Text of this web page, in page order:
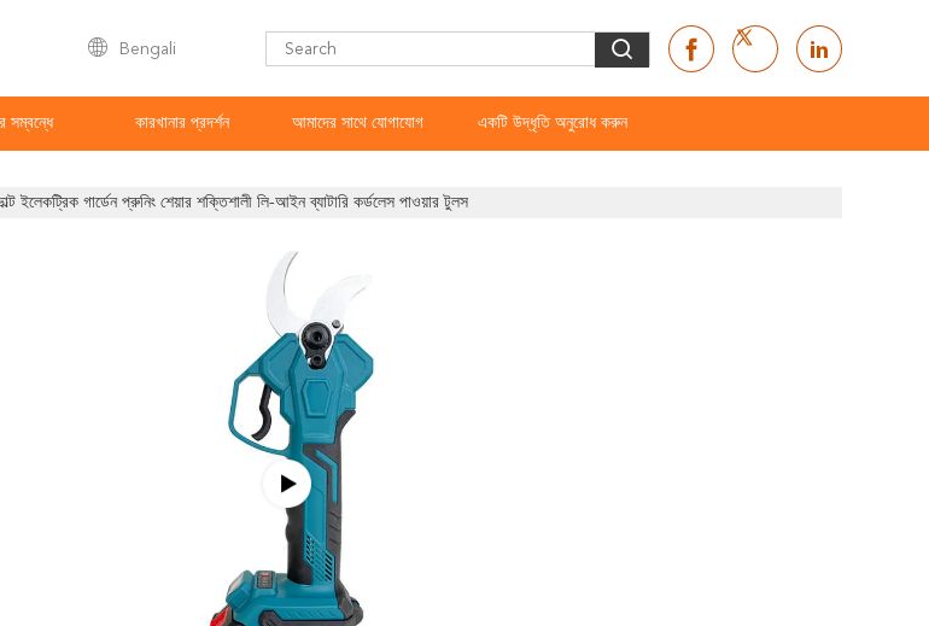
Bengali
সম্বন্ধে কারখানার প্রদর্শন আমাদের সাথে যোগাযোগ একটি উদ্ধৃতি অনুরোধ করুন
ইলেকট্রিক গার্ডেন প্রুনিং শেয়ার শক্তিশালী লি-আইন ব্যাটারি কর্ডলেস পাওয়ার টুলস